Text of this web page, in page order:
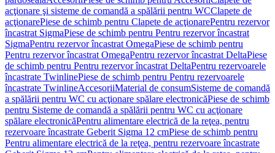
acţionare şi sisteme de comandă a spălării pentru WCClapete de
acţionarePiese de schimb pentru Clapete de acţionarePentru rezervor
încastrat SigmaPiese de schimb pentru Pentru rezervor încastrat
SigmaPentru rezervor încastrat OmegaPiese de schimb pentru
Pentru rezervor încastrat OmegaPentru rezervor încastrat DeltaPiese
de schimb pentru Pentru rezervor încastrat DeltaPentru rezervoarele
încastrate TwinlinePiese de schimb pentru Pentru rezervoarele
încastrate TwinlineAccesoriiMaterial de consumSisteme de comandă
a spălării pentru WC cu acţionare spălare electronicăPiese de schimb
pentru Sisteme de comandă a spălării pentru WC cu acţionare
spălare electronicăPentru alimentare electrică de la reţea, pentru
rezervoare încastrate Geberit Sigma 12 cmPiese de schimb pentru
Pentru alimentare electrică de la reţea, pentru rezervoare încastrate